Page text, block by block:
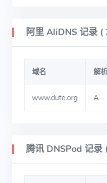
阿里 AliDNS 记录 (
域名 解
www.dute.org A
腾讯 DNSPod 记